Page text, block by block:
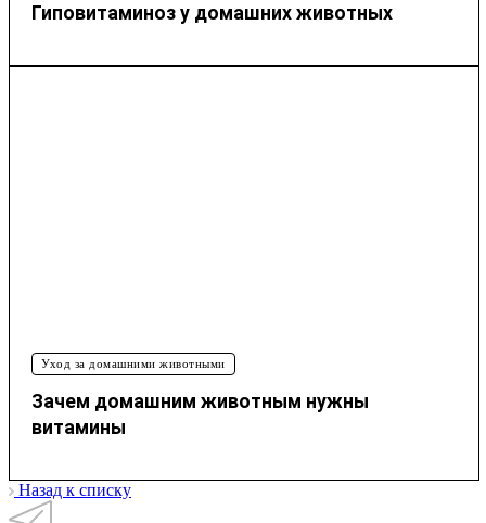
Гиповитаминоз у домашних животных
Уход за домашними животными
Зачем домашним животным нужны
витамины
Назад к списку